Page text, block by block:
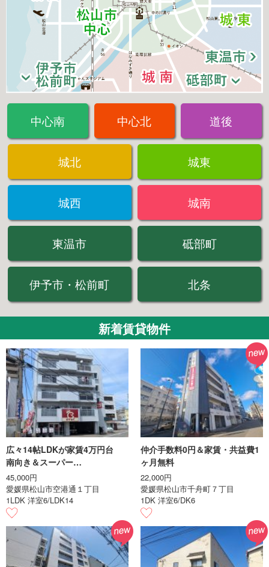
中心南 中心北 道後
城北 城東
城西 城南
東温市 砥部町
伊予市・松前町 北条
新着賃貸物件
広々14帖LDKが家賃4万円台
南向き＆スーパー…
45,000円
愛媛県松山市空港通１丁目
1LDK 洋室6/LDK14
仲介手数料0円＆家賃・共益費1
ヶ月無料
22,000円
愛媛県松山市千舟町７丁目
1DK 洋室6/DK6